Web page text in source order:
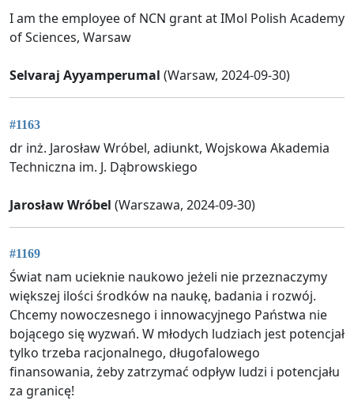
I am the employee of NCN grant at IMol Polish Academy
of Sciences, Warsaw
Selvaraj Ayyamperumal (Warsaw, 2024-09-30)
#1163
dr inż. Jarosław Wróbel, adiunkt, Wojskowa Akademia
Techniczna im. J. Dąbrowskiego
Jarosław Wróbel (Warszawa, 2024-09-30)
#1169
Świat nam ucieknie naukowo jeżeli nie przeznaczymy
większej ilości środków na naukę, badania i rozwój.
Chcemy nowoczesnego i innowacyjnego Państwa nie
bojącego się wyzwań. W młodych ludziach jest potencjał
tylko trzeba racjonalnego, długofalowego
finansowania, żeby zatrzymać odpływ ludzi i potencjału
za granicę!